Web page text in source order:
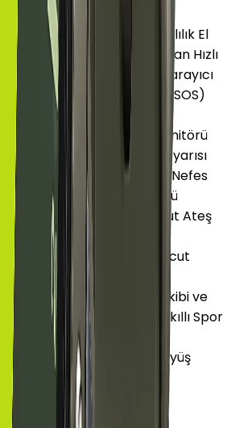
Hatırlatıcılar Müzik
Asistan Darbeye Dayanıklılık El
Kontrolü Google Asistan Hızlı
Spotify Strava Web Tarayıcı
Acil Durum Araması (SOS)
Konum Bilgisi Paylaşma
Nabız (Kalp Atış Hızı) Monitörü
Monitörü Hareketsizlik Uyarısı
Seviyesi (SpO2) Monitörü Nefes
Basıncı (Tansiyon) Ölçümü
Monitörü (EKG/ECG) Vücut Ateş
Empedans Analizi (BIA)
Sağlık Tavsiyesi Vücut
Mesafe Ölçer Aktivite Takibi ve
Çoklu Spor Modu Akıllı Spor
Koşu Bisiklet Yürüyüş
Fitness Golf
100 adet